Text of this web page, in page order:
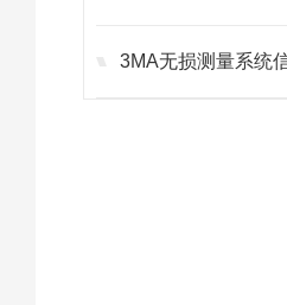
3MA无损测量系统